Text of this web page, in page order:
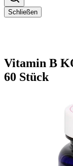
Schließen
Vitamin B
60 Stück